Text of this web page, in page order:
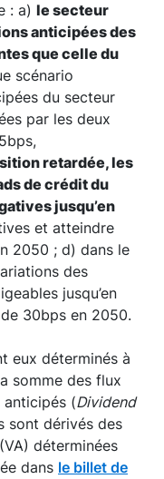
: a) le secteur
anticipées des
que celle du
scénario
du secteur
par les deux
retardée, les
de crédit du
jusqu’en
et atteindre
2050 ; d) dans le
des
jusqu’en
30bps en 2050.
eux déterminés à
somme des flux
(Dividend
sont dérivés des
déterminées
dans le billet de